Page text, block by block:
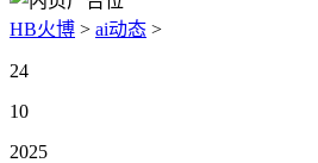
HB火博 > ai动态 >
24
10
2025